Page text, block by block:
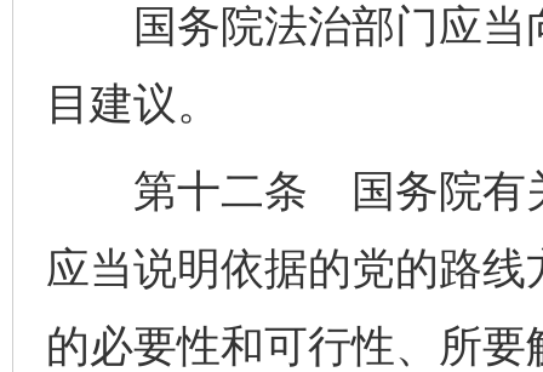
国务院法治部门应当
目建议。
第十二条 国务院有关
应当说明依据的党的路
的必要性和可行性、所